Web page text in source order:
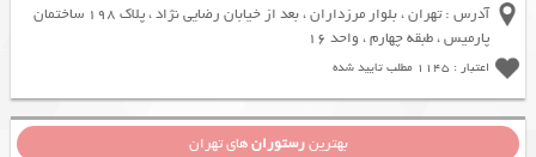
آدرس : تهران ، بلوار مرزداران ، بعد از خیابان رضایی نژاد ، پلاک 198 ساختمان
پارمیس ، طبقه چهارم ، واحد 16
اعتبار : 1145 مطلب تایید شده
بهترینرستورانهای تهران